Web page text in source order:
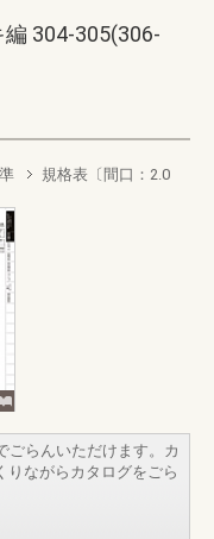
304-305(306-
規格表〔間口：2.0
ごらんいただけます。カ
りながらカタログをごら